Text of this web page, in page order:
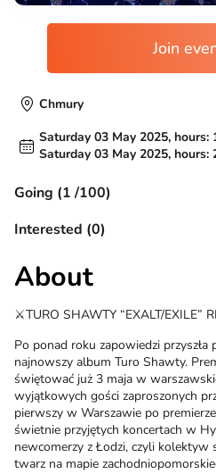
Join
Chmury
Saturday 03 May 2025, hours:
Saturday 03 May 2025, hours:
Going (1 /100)
Interested (0)
About
⚔️TURO SHAWTY “EXALT/EXILE”
Po ponad roku zapowiedzi przyszła
najnowszy album Turo Shawty.
świętować już 3 maja w
wyjątkowych gości zaproszonych
pierwszy w Warszawie po
świetnie przyjętych koncertach w
newcomerzy z Łodzi, czyli
twarz na mapie